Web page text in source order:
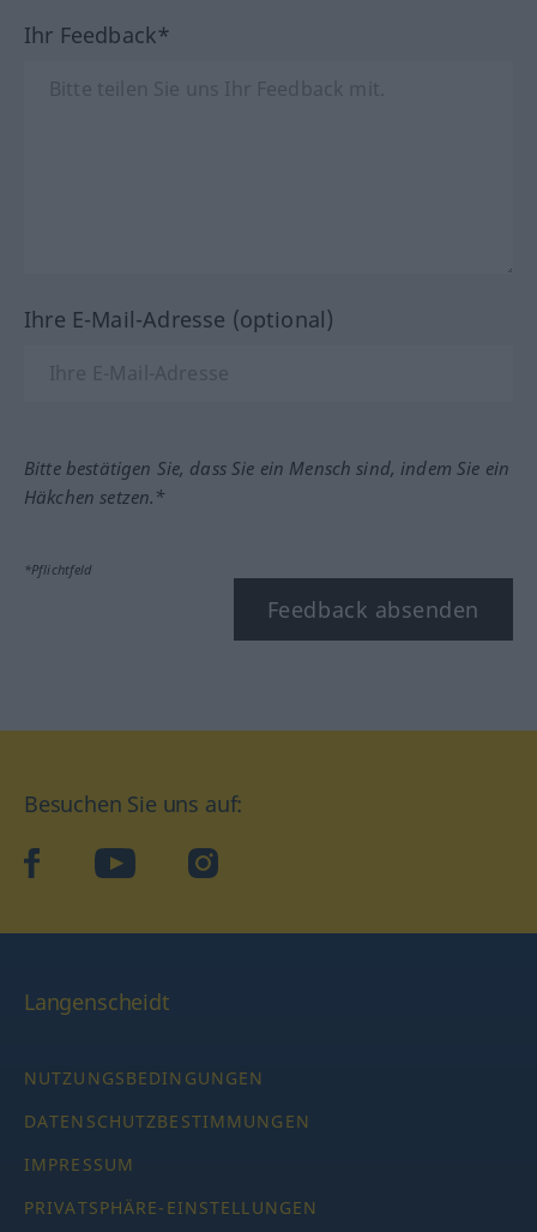
Ihr Feedback*
Ihre E-Mail-Adresse (optional)
Bitte bestätigen Sie, dass Sie ein Mensch sind, indem Sie ein
Häkchen setzen.*
*Pflichtfeld
Feedback absenden
Besuchen Sie uns auf:
facebookYouTube Instagram
Langenscheidt
NUTZUNGSBEDINGUNGEN
DATENSCHUTZBESTIMMUNGEN
IMPRESSUM
PRIVATSPHÄRE-EINSTELLUNGEN